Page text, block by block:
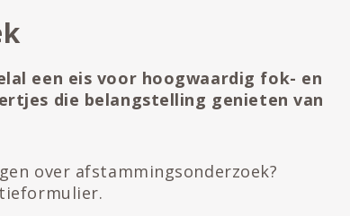
een eis voor hoogwaardig fok- en
die belangstelling genieten van
over afstammingsonderzoek?